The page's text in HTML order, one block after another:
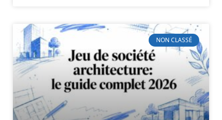
NON CLASSÉ